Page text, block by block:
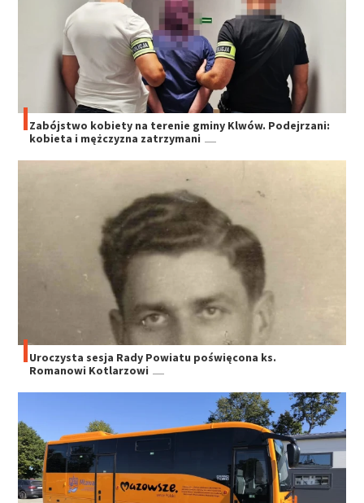
Zabójstwo kobiety na terenie gminy Klwów. Podejrzani:
kobieta i mężczyzna zatrzymani
Uroczysta sesja Rady Powiatu poświęcona ks.
Romanowi Kotlarzowi